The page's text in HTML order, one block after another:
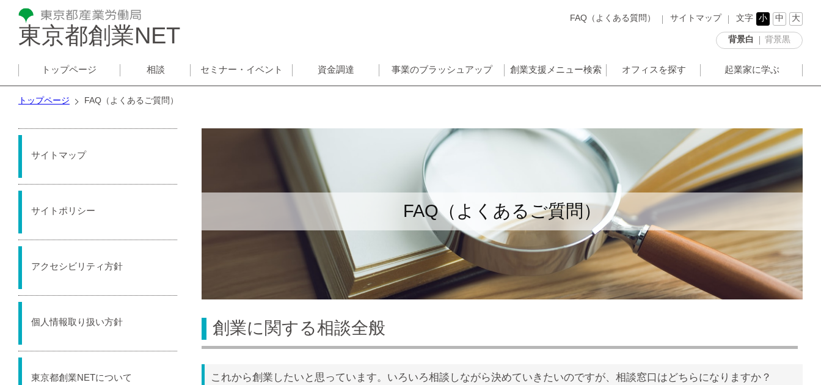
東京都創業NET
FAQ（よくある質問） サイトマップ 文字 小 中 大
背景白 背景黒
トップページ 相談 セミナー・イベント 資金調達 事業のブラッシュアップ 創業支援メニュー検索 オフィスを探す 起業家に学ぶ
トップページ FAQ（よくあるご質問）
FAQ（よくあるご質問）
創業に関する相談全般
これから創業したいと思っています。いろいろ相談しながら決めていきたいのですが、相談窓口はどちらになりますか？
サイトマップ
サイトポリシー
アクセシビリティ方針
個人情報取り扱い方針
東京都創業NETについて